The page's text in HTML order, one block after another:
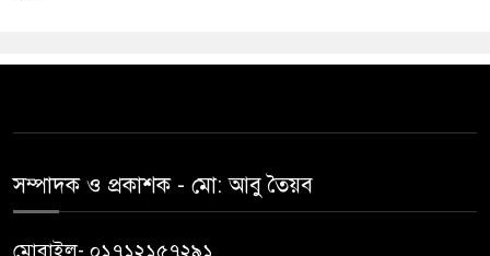
সম্পাদক ও প্রকাশক -‌ মো: আবু‌ তৈয়ব
মোবাইল- ০১৭১২১৫৭২৯১